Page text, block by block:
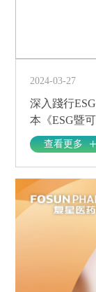
2024-03-27
深入踐行ESG 創
本《ESG暨
查看更多